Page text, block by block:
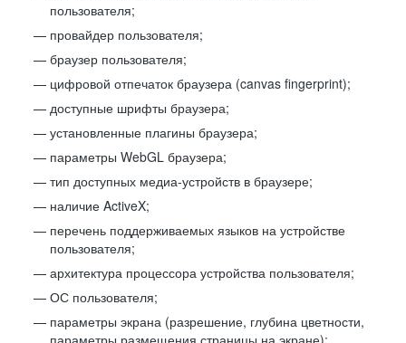
пользователя;
провайдер пользователя;
браузер пользователя;
цифровой отпечаток браузера (canvas fingerprint);
доступные шрифты браузера;
установленные плагины браузера;
параметры WebGL браузера;
тип доступных медиа-устройств в браузере;
наличие ActiveX;
перечень поддерживаемых языков на устройстве
пользователя;
архитектура процессора устройства пользователя;
ОС пользователя;
параметры экрана (разрешение, глубина цветности,
параметры размещения страницы на экране);